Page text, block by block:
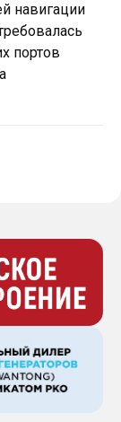
навигации
портов